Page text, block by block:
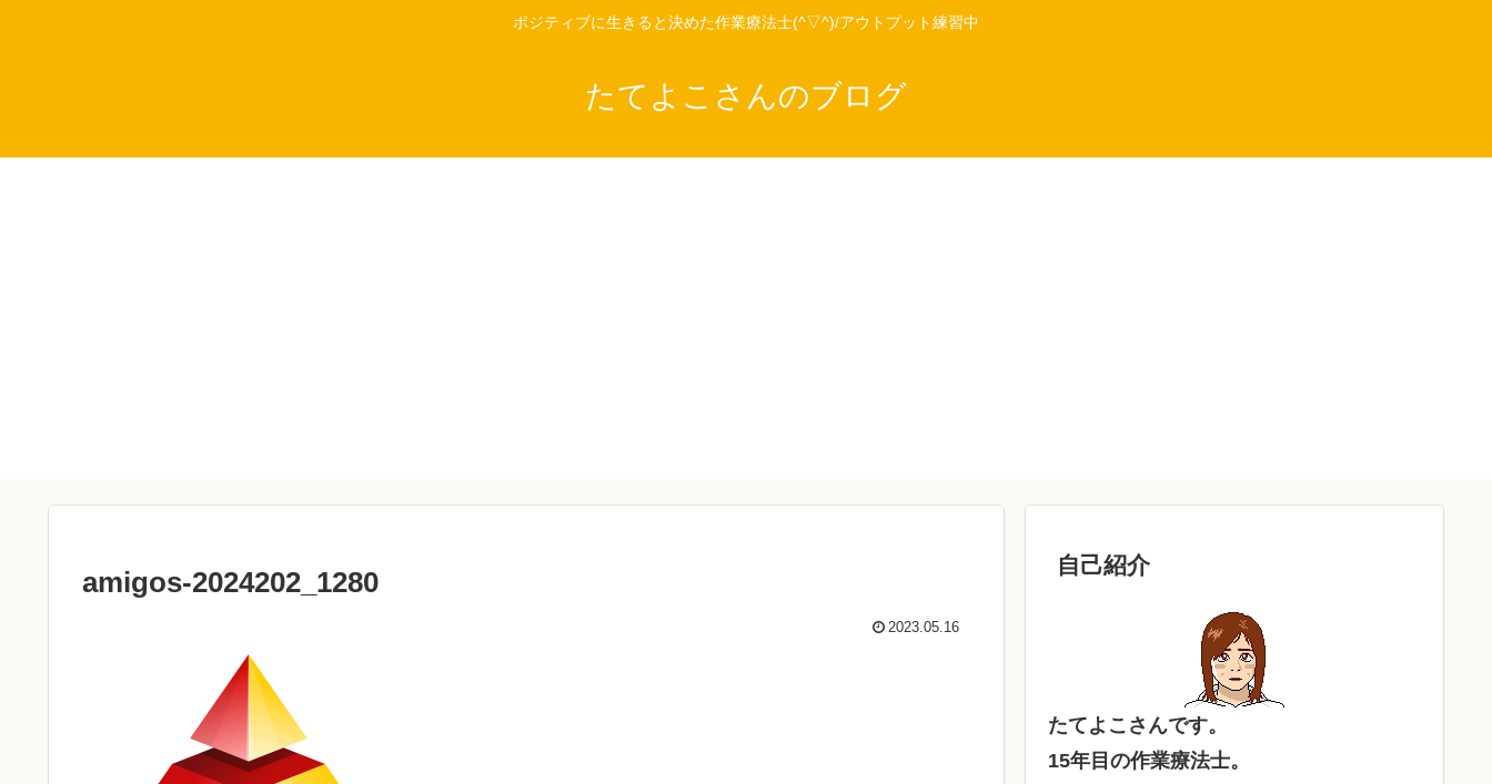
ポジティブに生きると決めた作業療法士(^▽^)/アウトプット練習中
たてよこさんのブログ
amigos-2024202_1280
2023.05.16
自己紹介
たてよこさんです。
15年目の作業療法士。